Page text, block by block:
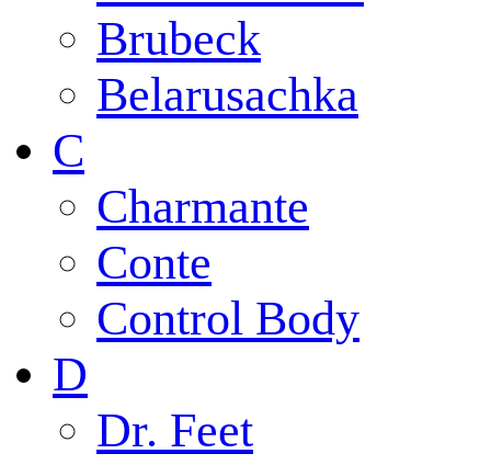
Brubeck
Belarusachka
C
Charmante
Conte
Control Body
D
Dr. Feet